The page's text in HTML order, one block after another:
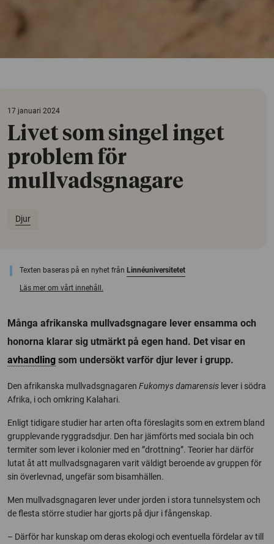
17 januari 2024
Livet som singel inget
problem för
mullvadsgnagare
Djur
Texten baseras på en nyhet från Linnéuniversitetet
Läs mer om vårt innehåll.
Många afrikanska mullvadsgnagare lever ensamma och
honorna klarar sig utmärkt på egen hand. Det visar en
avhandling som undersökt varför djur lever i grupp.
Den afrikanska mullvadsgnagaren Fukomys damarensis lever i södra
Afrika, i och omkring Kalahari.
Enligt tidigare studier har arten ofta föreslagits som en extrem bland
grupplevande ryggradsdjur. Den har jämförts med sociala bin och
termiter som lever i kolonier med en ”drottning”. Teorier har därför
lutat åt att mullvadsgnagaren varit väldigt beroende av gruppen för
sin överlevnad, ungefär som bisamhällen.
Men mullvadsgnagaren lever under jorden i stora tunnelsystem och
de flesta större studier har gjorts på djur i fångenskap.
– Därför har kunskap om deras ekologi och eventuella fördelar av till